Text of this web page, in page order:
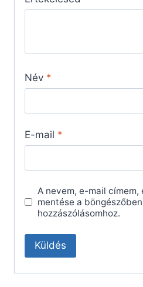
Név *
E-mail *
A nevem, e-mail
mentése a
hozzászólásomhoz.